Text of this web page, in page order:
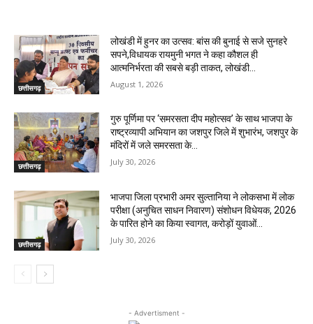
छत्तीसगढ़
लोखंडी में हुनर का उत्सव: बांस की बुनाई से सजे सुनहरे
सपने,विधायक रायमुनी भगत ने कहा कौशल ही
आत्मनिर्भरता की सबसे बड़ी ताकत, लोखंडी...
August 1, 2026
छत्तीसगढ़
गुरु पूर्णिमा पर ‘समरसता दीप महोत्सव’ के साथ भाजपा के
राष्ट्रव्यापी अभियान का जशपुर जिले में शुभारंभ, जशपुर के
मंदिरों में जले समरसता के...
July 30, 2026
छत्तीसगढ़
भाजपा जिला प्रभारी अमर सुल्तानिया ने लोकसभा में लोक
परीक्षा (अनुचित साधन निवारण) संशोधन विधेयक, 2026
के पारित होने का किया स्वागत, करोड़ों युवाओं...
July 30, 2026
- Advertisment -